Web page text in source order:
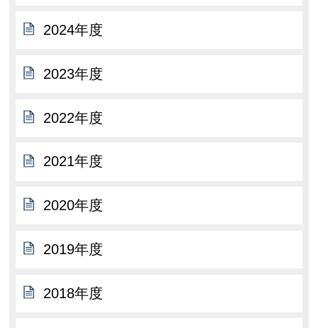
2024年度
2023年度
2022年度
2021年度
2020年度
2019年度
2018年度